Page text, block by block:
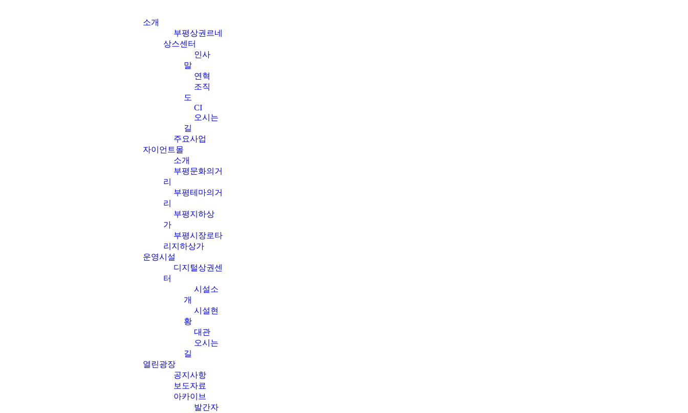
소개
부평상권르네
상스센터
인사
말
연혁
조직
도
CI
오시는
길
주요사업
자이언트몰
소개
부평문화의거
리
부평테마의거
리
부평지하상
가
부평시장로타
리지하상가
운영시설
디지털상권센
터
시설소
개
시설현
황
대관
오시는
길
열린광장
공지사항
보도자료
아카이브
발간자